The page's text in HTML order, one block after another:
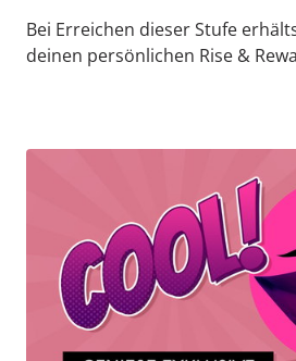
Bei Erreichen dieser Stufe
deinen persönlichen Rise &